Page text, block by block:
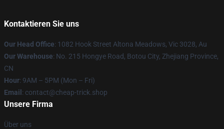
Kontaktieren Sie uns
Our Head Office: 1082 Hook Street Altona Meadows, Vic 3028, Au
Our Warehouse: No. 215 Hongye Road, Botou City, Zhejiang Province,
CN
Hour: 9AM – 5PM (Mon – Fri)
Email : contact@cheap-trick.shop
Unsere Firma
Über uns